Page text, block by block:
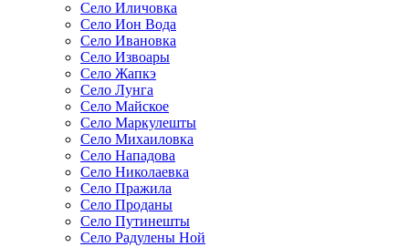
Село Иличовка
Село Ион Вода
Село Ивановка
Село Извоары
Село Жапкэ
Село Лунга
Село Майское
Село Маркулешты
Село Михаиловка
Село Нападова
Село Николаевка
Село Пражила
Село Проданы
Село Путинешты
Село Радулены Ной